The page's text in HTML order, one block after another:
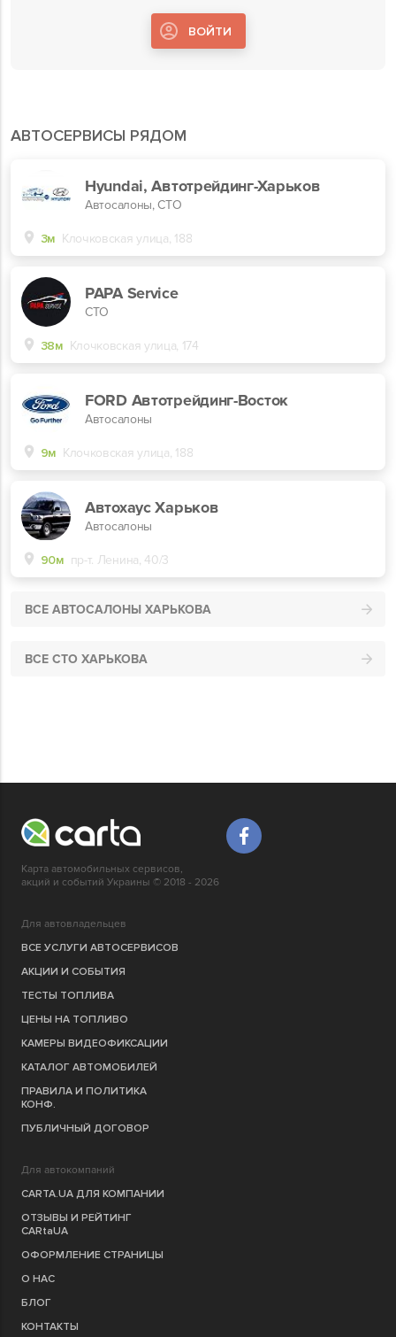
АВТОСЕРВИСЫ РЯДОМ
Hyundai, Автотрейдинг-Харьков
Автосалоны, СТО
3м Клочковская улица, 188
PAPA Service
СТО
38м Клочковская улица, 174
FORD Автотрейдинг-Восток
Автосалоны
9м Клочковская улица, 188
Автохаус Харьков
Автосалоны
90м пр-т. Ленина, 40/3
ВСЕ АВТОСАЛОНЫ ХАРЬКОВА
ВСЕ СТО ХАРЬКОВА
ВОЙТИ
Карта автомобильных сервисов,
акций и событий Украины © 2018 - 2026
Для автовладельцев
ВСЕ УСЛУГИ АВТОСЕРВИСОВ
АКЦИИ И СОБЫТИЯ
ТЕСТЫ ТОПЛИВА
ЦЕНЫ НА ТОПЛИВО
КАМЕРЫ ВИДЕОФИКСАЦИИ
КАТАЛОГ АВТОМОБИЛЕЙ
ПРАВИЛА И ПОЛИТИКА
КОНФ.
ПУБЛИЧНЫЙ ДОГОВОР
Для автокомпаний
CARTA.UA ДЛЯ КОМПАНИИ
ОТЗЫВЫ И РЕЙТИНГ
CARtaUA
ОФОРМЛЕНИЕ СТРАНИЦЫ
О НАС
БЛОГ
КОНТАКТЫ